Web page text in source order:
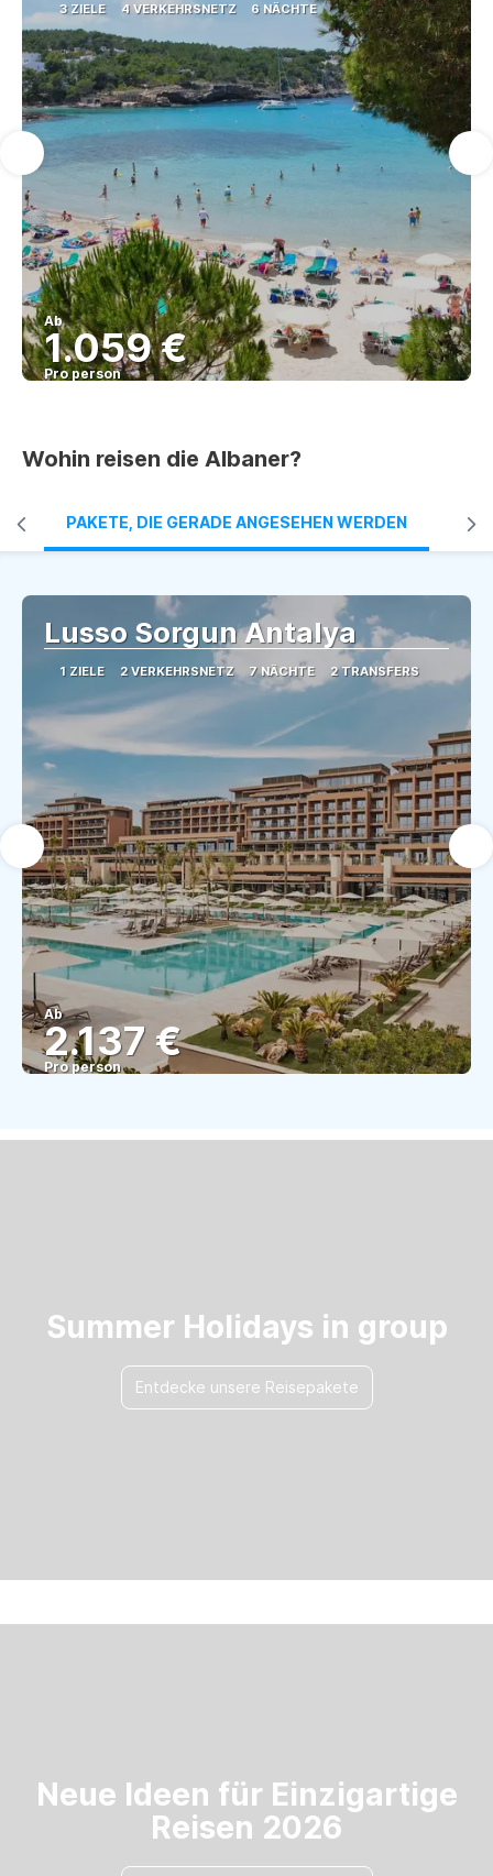
3 ZIELE 4 VERKEHRSNETZ 6 NÄCHTE
Ab
1.059 €
Pro person
Wohin reisen die Albaner?
PAKETE, DIE GERADE ANGESEHEN WERDEN
Lusso Sorgun Antalya
1 ZIELE 2 VERKEHRSNETZ 7 NÄCHTE 2 TRANSFERS
Ab
2.137 €
Pro person
Summer Holidays in group
Entdecke unsere Reisepakete
Neue Ideen für Einzigartige
Reisen 2026